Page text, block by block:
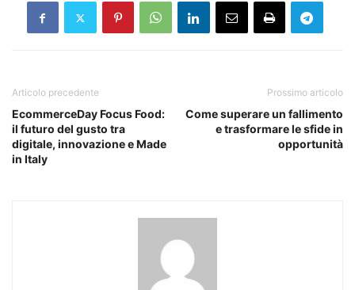
Articolo precedente
EcommerceDay Focus Food:
il futuro del gusto tra
digitale, innovazione e Made
in Italy
Prossimo articolo
Come superare un fallimento
e trasformare le sfide in
opportunità